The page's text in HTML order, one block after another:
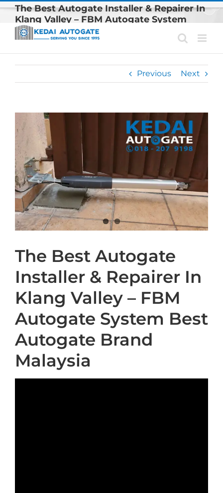
Skip
content
The Best Autogate Installer & Repairer In
Klang Valley – FBM Autogate System
Best Autogate Brand Malaysia
Previous Next
Larger
Image
The Best Autogate
Installer & Repairer In
Klang Valley – FBM
Autogate System Best
Autogate Brand
Malaysia